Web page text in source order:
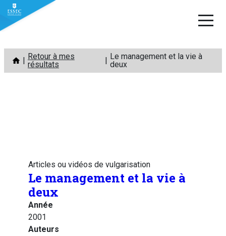
Aller
contenu
Retour à mes
résultats
Le management et la vie à
deux
Articles ou vidéos de vulgarisation
Le management et la vie à
deux
Année
2001
Auteurs